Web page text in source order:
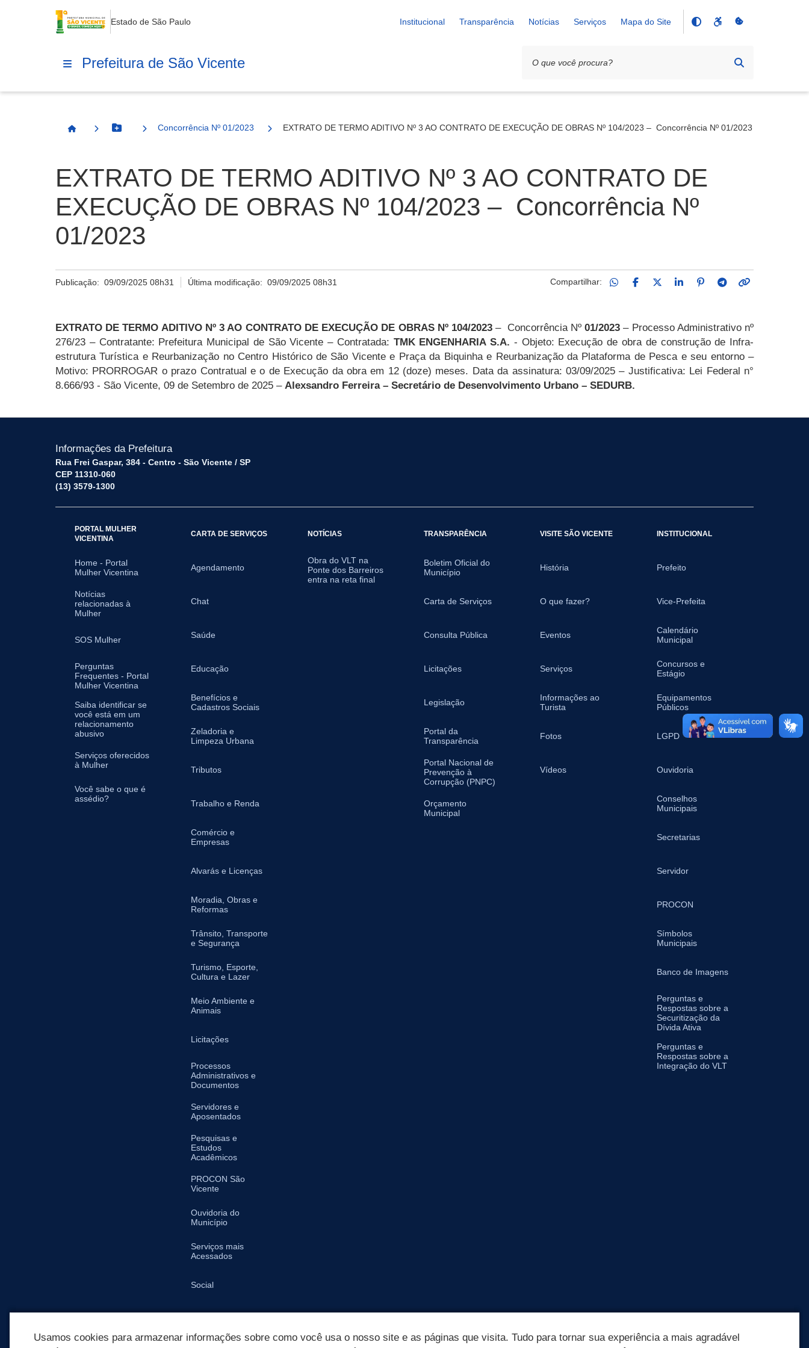
Estado de São Paulo Institucional Transparência Notícias Serviços Mapa do Site
Prefeitura de São Vicente
Página InicialBotão Menu
Concorrência Nº 01/2023 EXTRATO DE TERMO ADITIVO Nº 3 AO CONTRATO DE EXECUÇÃO DE OBRAS Nº 104/2023 – Concorrência Nº 01/2023
EXTRATO DE TERMO ADITIVO Nº 3 AO CONTRATO DE
EXECUÇÃO DE OBRAS Nº 104/2023 – Concorrência Nº
01/2023
Publicação: 09/09/2025 08h31 Última modificação:09/09/2025 08h31 Compartilhar:
EXTRATO DE TERMO ADITIVO Nº 3 AO CONTRATO DE EXECUÇÃO DE OBRAS Nº 104/2023– Concorrência Nº01/2023– Processo Administrativo nº
276/23 – Contratante: Prefeitura Municipal de São Vicente – Contratada: TMK ENGENHARIA S.A. - Objeto: Execução de obra de construção de Infra-
estrutura Turística e Reurbanização no Centro Histórico de São Vicente e Praça da Biquinhae Reurbanização da Plataforma de Pesca e seu entorno–
Motivo: PRORROGAR o prazo Contratual e o de Execução da obra em 12 (doze) meses. Data da assinatura: 03/09/2025 – Justificativa: Lei Federal n°
8.666/93 - São Vicente, 09 de Setembro de 2025 – Alexsandro Ferreira – Secretário de Desenvolvimento Urbano – SEDURB.
Informações da Prefeitura
Rua Frei Gaspar, 384 - Centro - São Vicente / SP
CEP 11310-060
(13) 3579-1300
PORTAL MULHER
VICENTINA
Home - Portal
Mulher Vicentina
Notícias
relacionadas à
Mulher
SOS Mulher
Perguntas
Frequentes - Portal
Mulher Vicentina
Saiba identificar se
você está em um
relacionamento
abusivo
Serviços oferecidos
à Mulher
Você sabe o que é
assédio?
CARTA DE SERVIÇOS
Agendamento
Chat
Saúde
Educação
Benefícios e
Cadastros Sociais
Zeladoria e
Limpeza Urbana
Tributos
Trabalho e Renda
Comércio e
Empresas
Alvarás e Licenças
Moradia, Obras e
Reformas
Trânsito, Transporte
e Segurança
Turismo, Esporte,
Cultura e Lazer
Meio Ambiente e
Animais
Licitações
Processos
Administrativos e
Documentos
Servidores e
Aposentados
Pesquisas e
Estudos
Acadêmicos
PROCON São
Vicente
Ouvidoria do
Município
Serviços mais
Acessados
Social
NOTÍCIAS
Obra do VLT na
Ponte dos Barreiros
entra na reta final
TRANSPARÊNCIA
Boletim Oficial do
Município
Carta de Serviços
Consulta Pública
Licitações
Legislação
Portal da
Transparência
Portal Nacional de
Prevenção à
Corrupção (PNPC)
Orçamento
Municipal
VISITE SÃO VICENTE
História
O que fazer?
Eventos
Serviços
Informações ao
Turista
Fotos
Vídeos
INSTITUCIONAL
Prefeito
Vice-Prefeita
Calendário
Municipal
Concursos e
Estágio
Equipamentos
Públicos
LGPD
Ouvidoria
Conselhos
Municipais
Secretarias
Servidor
PROCON
Símbolos
Municipais
Banco de Imagens
Perguntas e
Respostas sobre a
Securitização da
Dívida Ativa
Perguntas e
Respostas sobre a
Integração do VLT
Usamos cookies para armazenar informações sobre como você usa o nosso site e as páginas que visita. Tudo para tornar sua experiência a mais agradável